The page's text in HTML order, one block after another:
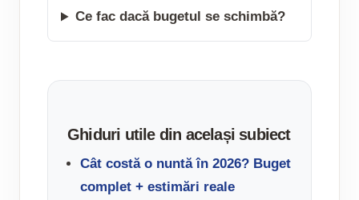
Ce fac dacă bugetul se schimbă?
Ghiduri utile din același subiect
Cât costă o nuntă în 2026? Buget
complet + estimări reale